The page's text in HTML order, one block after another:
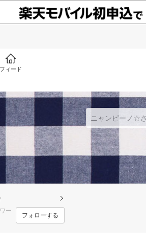
フィード
ー
フォローする